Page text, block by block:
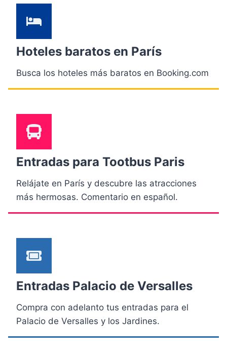
Hoteles baratos en París
Busca los hoteles más baratos en Booking.com
Entradas para Tootbus Paris
Relájate en París y descubre las atracciones
más hermosas. Comentario en español.
Entradas Palacio de Versalles
Compra con adelanto tus entradas para el
Palacio de Versalles y los Jardines.